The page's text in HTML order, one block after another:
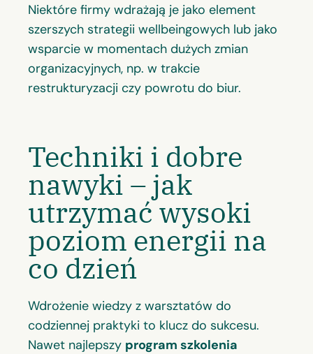
Niektóre firmy wdrażają je jako element
szerszych strategii wellbeingowych lub jako
wsparcie w momentach dużych zmian
organizacyjnych, np. w trakcie
restrukturyzacji czy powrotu do biur.
Techniki i dobre
nawyki – jak
utrzymać wysoki
poziom energii na
co dzień
Wdrożenie wiedzy z warsztatów do
codziennej praktyki to klucz do sukcesu.
Nawet najlepszy program szkolenia